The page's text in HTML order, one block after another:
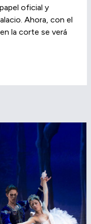
oficial y
Ahora, con el
la corte se verá